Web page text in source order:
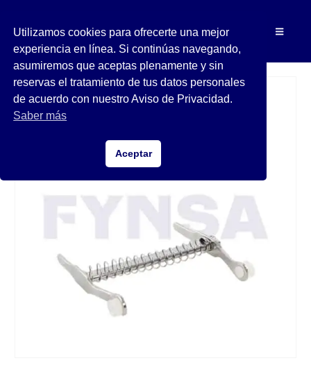
Utilizamos cookies para ofrecerte una mejor
experiencia en línea. Si continúas navegando,
asumiremos que aceptas plenamente y sin
reservas el tratamiento de tus datos personales
de acuerdo con nuestro Aviso de Privacidad.
Saber más
Aceptar